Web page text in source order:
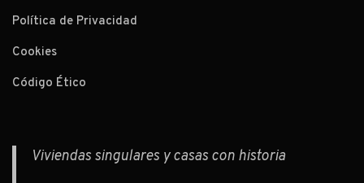
Política de Privacidad
Cookies
Código Ético
Viviendas singulares y casas con historia